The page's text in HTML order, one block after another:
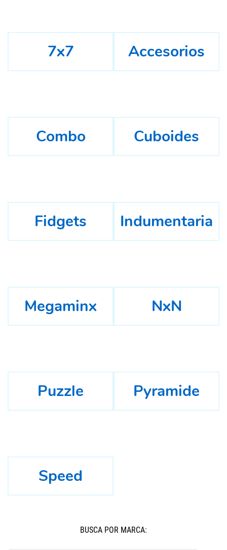
7x7 Accesorios
Combo Cuboides
Fidgets Indumentaria
Megaminx NxN
Puzzle Pyramide
Speed
BUSCÁ POR MARCA: